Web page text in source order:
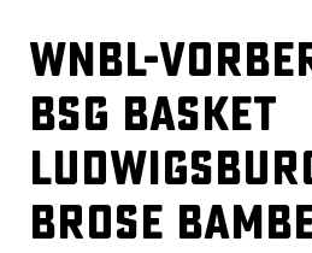
WNBL-
BSG Basket
Brose